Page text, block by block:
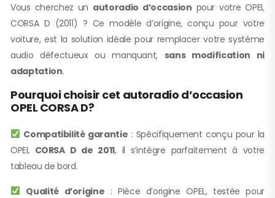
Vous cherchez un autoradio d’occasion pour votre OPEL
CORSA D (2011) ? Ce modèle d’origine, conçu pour votre
voiture, est la solution idéale pour remplacer votre système
audio défectueux ou manquant, sans modification ni
adaptation.
Pourquoi choisir cet autoradio d’occasion
OPEL CORSA D?
Compatibilité garantie : Spécifiquement conçu pour la
OPELCORSA D de 2011, il s’intègre parfaitement à votre
tableau de bord.
Qualité d’origine : Pièce d’origine OPEL, testée pour